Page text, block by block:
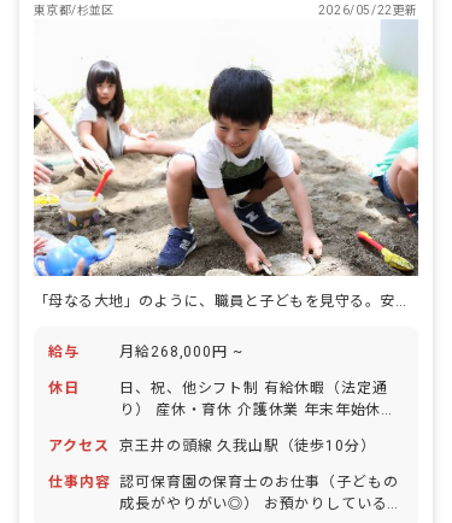
東京都/杉並区
2026/05/22更新
給与 月給268,000円 ~
休日
日、祝、他シフト制 有給休暇（法定通
り） 産休・育休 介護休業 年末年始休暇
能性有
アクセス 京王井の頭線 久我山駅（徒歩10分）
仕事内容 認可保育園の保育士のお仕事（子どもの
成長がやりがい◎） お預かりしている子